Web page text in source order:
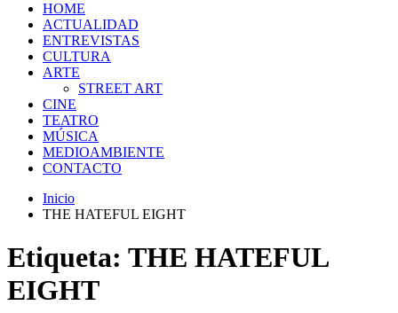
HOME
ACTUALIDAD
ENTREVISTAS
CULTURA
ARTE
STREET ART
CINE
TEATRO
MÚSICA
MEDIOAMBIENTE
CONTACTO
Inicio
THE HATEFUL EIGHT
Etiqueta: THE HATEFUL
EIGHT